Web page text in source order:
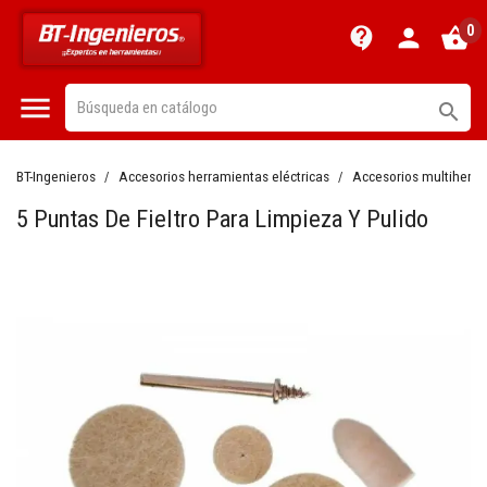
contact_support person shopping_basket0
 
BT-Ingenieros Accesorios herramientas eléctricas Accesorios
5 Puntas De Fieltro Para Limpieza Y Pulido